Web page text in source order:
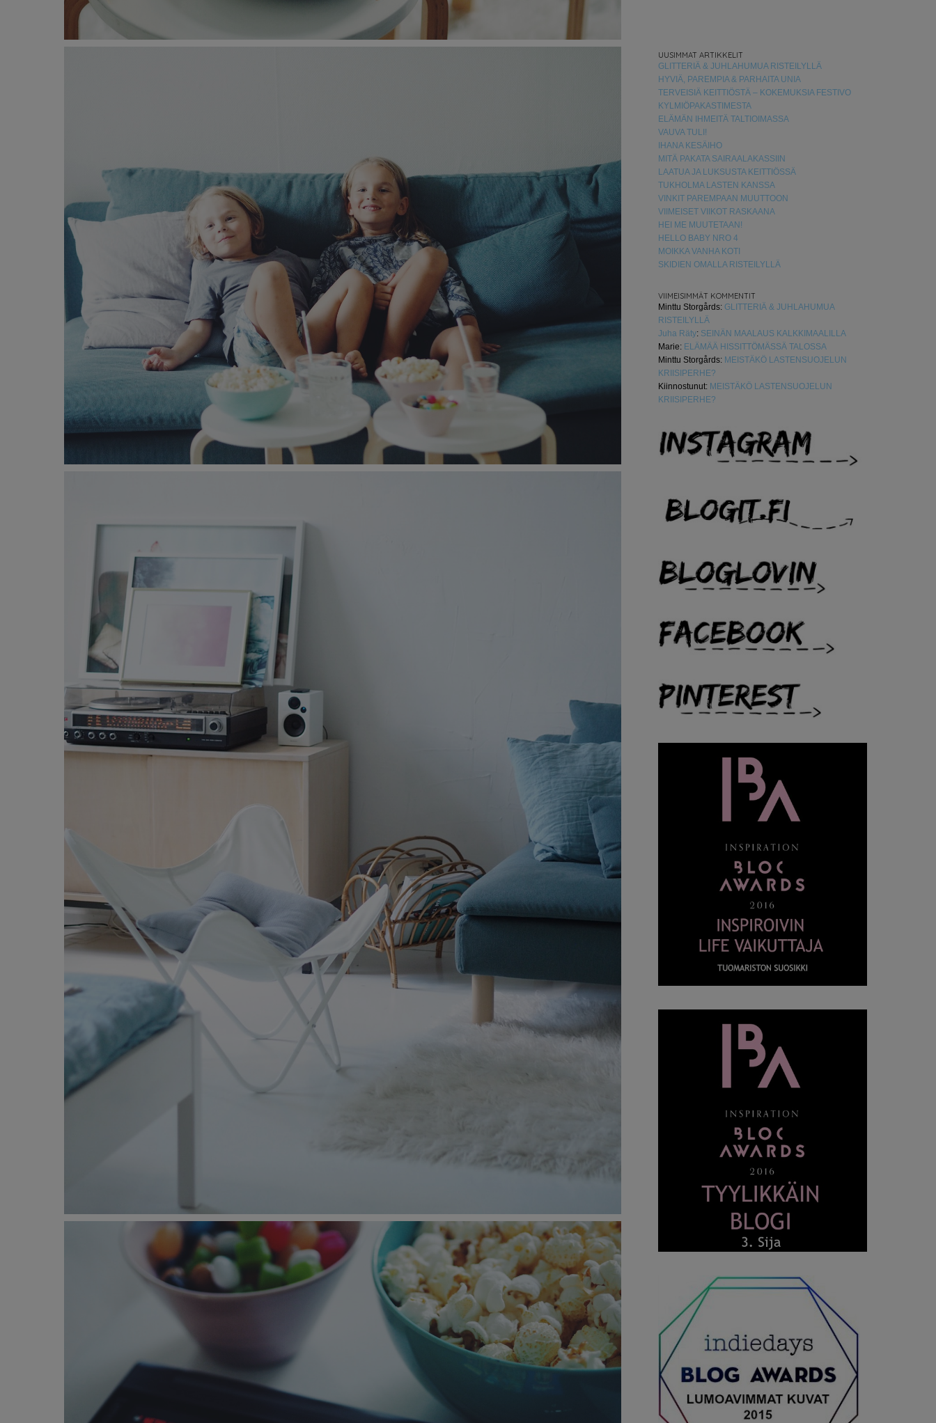
UUSIMMAT ARTIKKELIT
GLITTERIÄ & JUHLAHUMUA RISTEILYLLÄ
HYVIÄ, PAREMPIA & PARHAITA UNIA
TERVEISIÄ KEITTIÖSTÄ – KOKEMUKSIA FESTIVO
KYLMIÖPAKASTIMESTA
ELÄMÄN IHMEITÄ TALTIOIMASSA
VAUVA TULI!
IHANA KESÄIHO
MITÄ PAKATA SAIRAALAKASSIIN
LAATUA JA LUKSUSTA KEITTIÖSSÄ
TUKHOLMA LASTEN KANSSA
VINKIT PAREMPAAN MUUTTOON
VIIMEISET VIIKOT RASKAANA
HEI ME MUUTETAAN!
HELLO BABY NRO 4
MOIKKA VANHA KOTI
SKIDIEN OMALLA RISTEILYLLÄ
VIIMEISIMMÄT KOMMENTIT
Minttu Storgårds: GLITTERIÄ & JUHLAHUMUA
RISTEILYLLÄ
Juha Räty: SEINÄN MAALAUS KALKKIMAALILLA
Marie: ELÄMÄÄ HISSITTÖMÄSSÄ TALOSSA
Minttu Storgårds: MEISTÄKÖ LASTENSUOJELUN
KRIISIPERHE?
Kiinnostunut: MEISTÄKÖ LASTENSUOJELUN
KRIISIPERHE?